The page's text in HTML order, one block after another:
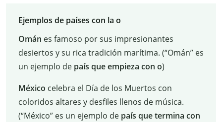
Ejemplos de países con la o
Omán es famoso por sus impresionantes
desiertos y su rica tradición marítima. (“Omán” es
un ejemplo de país que empieza con o)
México celebra el Día de los Muertos con
coloridos altares y desfiles llenos de música.
(“México” es un ejemplo de país que termina con